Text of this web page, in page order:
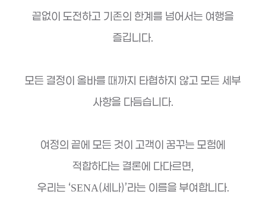
끝없이 도전하고 기존의 한계를 넘어서는 여행을
즐깁니다.
모든 결정이 올바를 때까지 타협하지 않고 모든 세부
사항을 다듬습니다.
여정의 끝에 모든 것이 고객이 꿈꾸는 모험에
적합하다는 결론에 다다르면,
우리는 ‘SENA(세나)’라는 이름을 부여합니다.